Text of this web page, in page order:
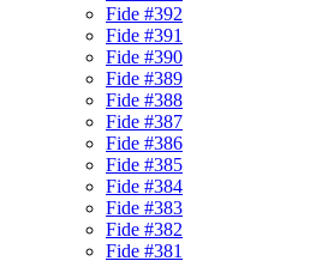
Fide #392
Fide #391
Fide #390
Fide #389
Fide #388
Fide #387
Fide #386
Fide #385
Fide #384
Fide #383
Fide #382
Fide #381